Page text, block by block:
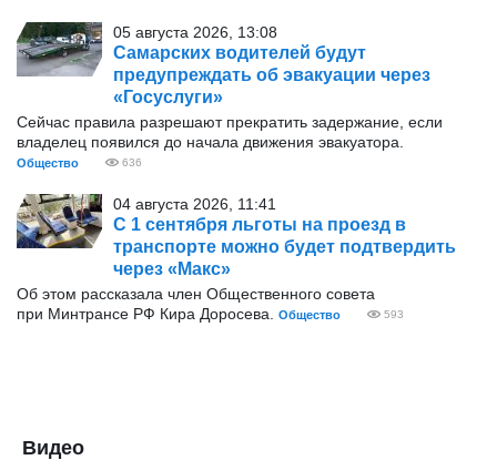
05 августа 2026, 13:08
Самарских водителей будут
предупреждать об эвакуации через
«Госуслуги»
Сейчас правила разрешают прекратить задержание, если
владелец появился до начала движения эвакуатора.
Общество 636
04 августа 2026, 11:41
С 1 сентября льготы на проезд в
транспорте можно будет подтвердить
через «Макс»
Об этом рассказала член Общественного совета
при Минтрансе РФ Кира Доросева.
Общество 593
Видео